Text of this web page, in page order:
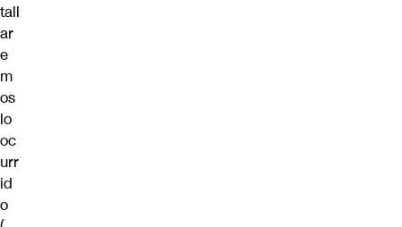
tall
ar
e
m
os
lo
oc
urr
id
o